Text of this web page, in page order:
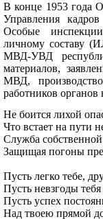
В конце 1953 года
Управления
Особые
личному составу
МВД-УВД
материалов,
МВД,
работников органов
Не боится лихой
Что встает на пути
Служба собственной
Защищая погоны
Пусть легко тебе,
Пусть невзгоды
Пусть успех
Над твоею прямой